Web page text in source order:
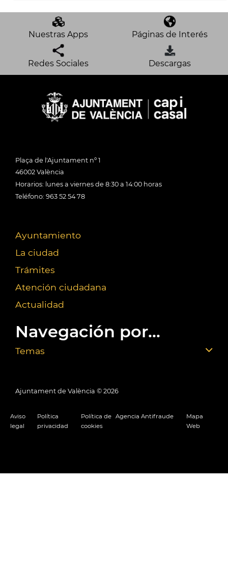
Nuestras Apps Páginas de Interés
Redes Sociales Descargas
Plaça de l'Ajuntament nº 1
46002 València
Horarios: lunes a viernes de 8:30 a 14:00 horas
Teléfono: 963 52 54 78
Ayuntamiento
La ciudad
Trámites
Atención ciudadana
Actualidad
Navegación por...
Temas
Ajuntament de València © 2026
Aviso
legal
Política
privacidad
Política de
cookies
Agencia Antifraude
Mapa
Web